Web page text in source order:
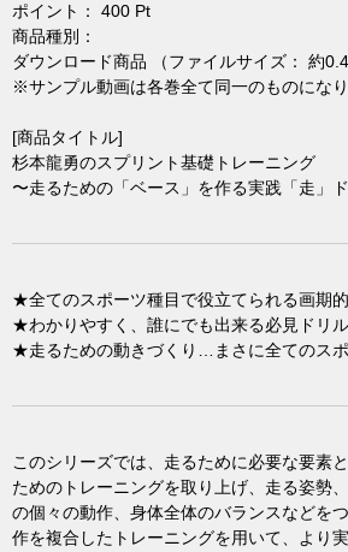
ポイント： 400 Pt
商品種別：
ダウンロード商品 （ファイルサイズ： 約0.4
※サンプル動画は各巻全て同一のものになり
[商品タイトル]
杉本龍勇のスプリント基礎トレーニング
〜走るための「ベース」を作る実践「走」
★全てのスポーツ種目で役立てられる画期
★わかりやすく、誰にでも出来る必見ドリ
★走るための動きづくり…まさに全てのス
このシリーズでは、走るために必要な要素
ためのトレーニングを取り上げ、走る姿勢
の個々の動作、身体全体のバランスなどを
作を複合したトレーニングを用いて、より